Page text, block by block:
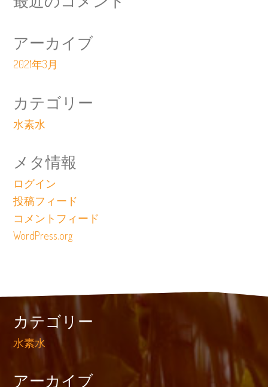
アーカイブ
2021年3月
カテゴリー
水素水
メタ情報
ログイン
投稿フィード
コメントフィード
WordPress.org
カテゴリー
水素水
アーカイブ